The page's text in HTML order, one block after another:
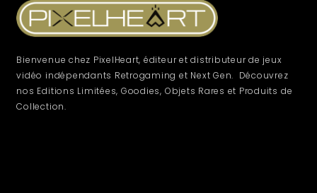
Bienvenue chez PixelHeart, éditeur et distributeur de jeux
vidéo indépendants Retrogaming et Next Gen. Découvrez
nos Editions Limitées, Goodies, Objets Rares et Produits de
Collection.